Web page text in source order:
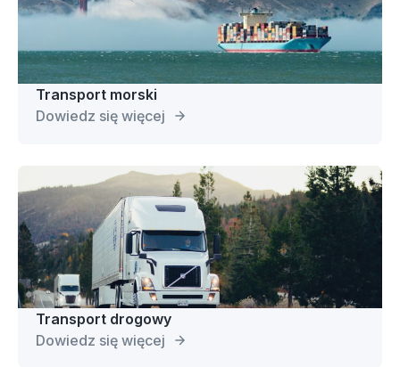
Transport morski
Dowiedz się więcej
Transport drogowy
Dowiedz się więcej